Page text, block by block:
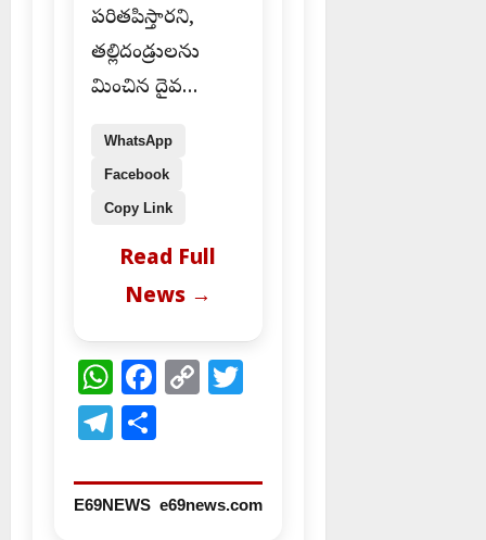
పరితపిస్తారని,
తల్లిదండ్రులను
మించిన దైవ…
WhatsApp
Facebook
Copy Link
Read Full
News →
WhatsApp
Facebook
Copy
Telegram
E69NEWS e69news.com